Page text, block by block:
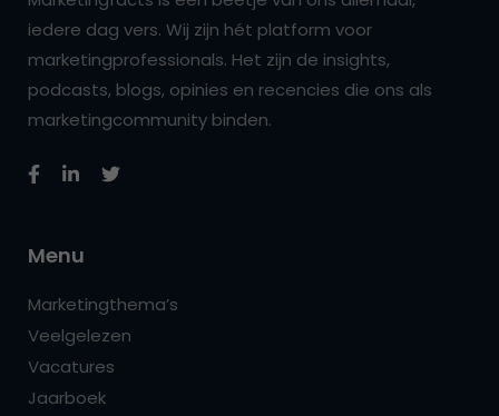
iedere dag vers. Wij zijn hét platform voor
marketingprofessionals. Het zijn de insights,
podcasts, blogs, opinies en recencies die ons als
marketingcommunity binden.
Menu
Marketingthema’s
Veelgelezen
Vacatures
Jaarboek